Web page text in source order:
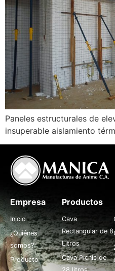
Paneles estructurales de
insuperable aislamiento
Empresa
Inicio
¿Quiénes
somos?
Producto
Productos
Cava
Rectangular de 8
Litros
Cava Picnic de